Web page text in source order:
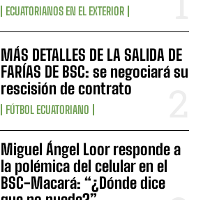
ECUATORIANOS EN EL EXTERIOR
MÁS DETALLES DE LA SALIDA DE
FARÍAS DE BSC: se negociará su
rescisión de contrato
FÚTBOL ECUATORIANO
Miguel Ángel Loor responde a
la polémica del celular en el
BSC-Macará: “¿Dónde dice